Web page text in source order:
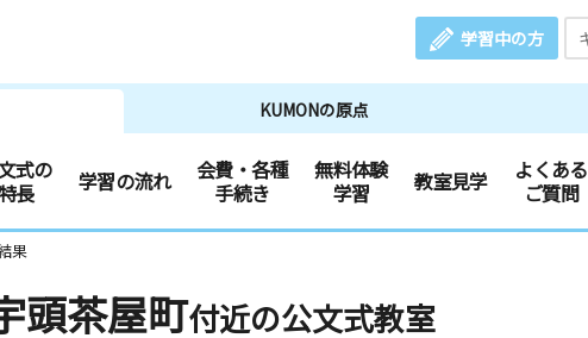
学習中の方
KUMONの原点
式の
長
学習の流れ
会費・各種
手続き
無料体験
学習
教室見学
よくある
ご質問
果
頭茶屋町付近の公文式教室